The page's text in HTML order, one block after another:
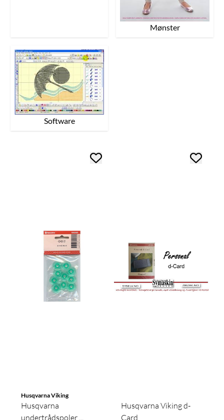
Mønster
Software
Husqvarna Viking
Husqvarna
undertrådspoler ...
Husqvarna Viking d-
Card